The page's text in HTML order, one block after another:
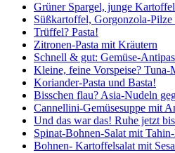
Grüner Spargel, junge
Süßkartoffel, Gorgonzola-
Trüffel? Pasta!
Zitronen-Pasta mit Kräutern
Schnell & gut: Gemüse-
Kleine, feine Vorspeise? Tuna-
Koriander-Pasta und Basta!
Bisschen flau? Asia-Nudeln
Cannellini-Gemüsesuppe mit
Und das war das! Ruhe jetzt
Spinat-Bohnen-Salat mit
Bohnen- Kartoffelsalat mit